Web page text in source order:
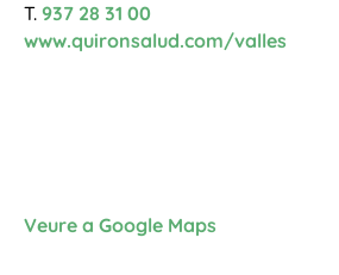
T. 937 28 31 00
www.quironsalud.com/valles
Veure a Google Maps